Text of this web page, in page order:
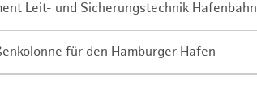
Leit- und Sicherungstechnik Hafenbahn
für den Hamburger Hafen